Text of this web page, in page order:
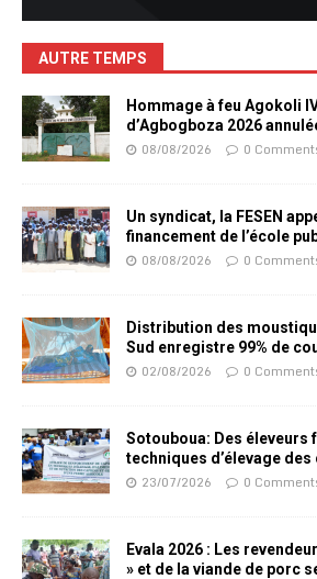
AUTRE TEMPS
Hommage à feu Agokoli
d’Agbogboza 2026
08/08/2026 0
Un syndicat, la FESEN
financement de l’école
08/08/2026 0
Distribution des
Sud enregistre 99% de
02/08/2026 0
Sotouboua: Des éleveurs
techniques d’élevage des
23/07/2026 0
Evala 2026 : Les
» et de la viande de porc